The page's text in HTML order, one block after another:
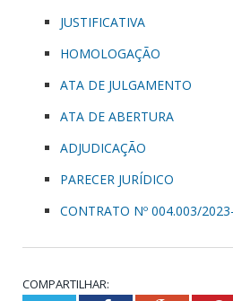
JUSTIFICATIVA
HOMOLOGAÇÃO
ATA DE JULGAMENTO
ATA DE ABERTURA
ADJUDICAÇÃO
PARECER JURÍDICO
CONTRATO Nº 004.003/
COMPARTILHAR: